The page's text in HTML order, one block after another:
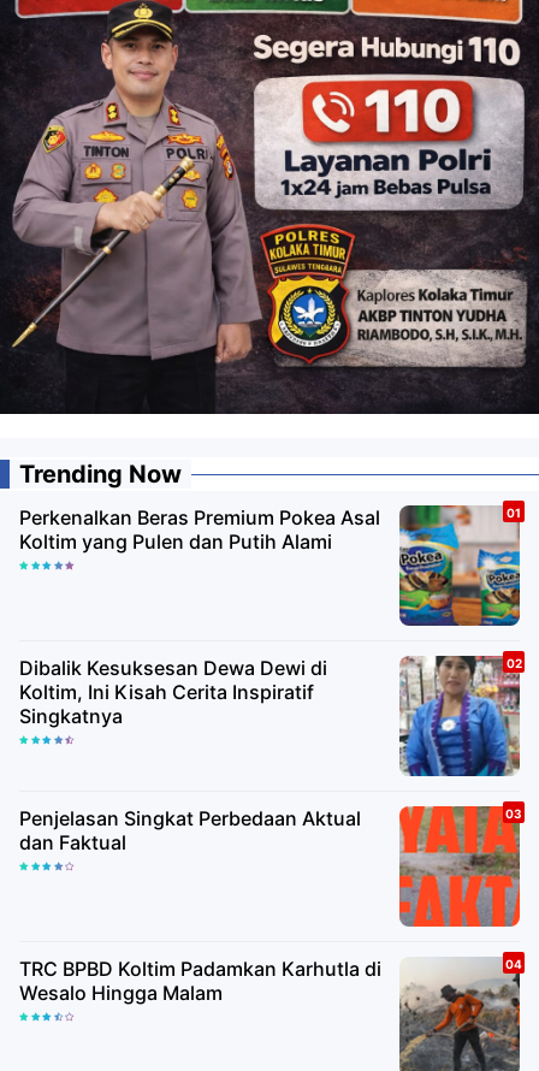
Trending Now
Perkenalkan Beras Premium Pokea Asal
Koltim yang Pulen dan Putih Alami
Dibalik Kesuksesan Dewa Dewi di
Koltim, Ini Kisah Cerita Inspiratif
Singkatnya
Penjelasan Singkat Perbedaan Aktual
dan Faktual
TRC BPBD Koltim Padamkan Karhutla di
Wesalo Hingga Malam